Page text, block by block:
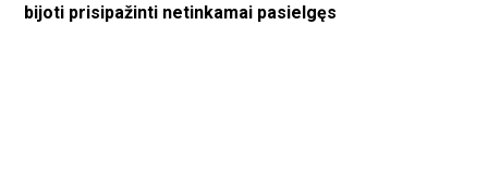
bijoti prisipažinti netinkamai pasielgęs